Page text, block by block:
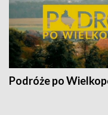
Podróże po